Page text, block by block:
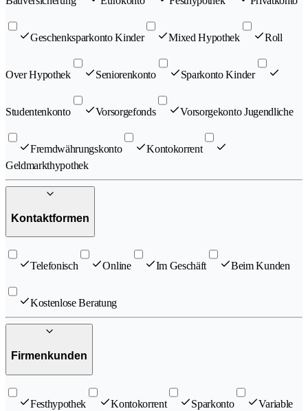
Geschenksparkonto Kinder Mixed Hypothek Roll
Over Hypothek Seniorenkonto Sparkonto Kinder
Studentenkonto Vorsorgefonds Vorsorgekonto Jugendliche
Fremdwährungskonto
Kontokorrent
Geldmarkthypothek
Kontaktformen
Telefonisch Online Im Geschäft Beim Kunden
Kostenlose Beratung
Firmenkunden
Festhypothek Kontokorrent Sparkonto Variable